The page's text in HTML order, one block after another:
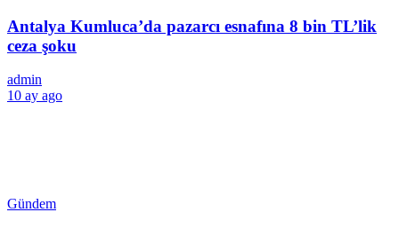
Antalya Kumluca’da pazarcı esnafına 8 bin TL’lik
ceza şoku
admin
10 ay ago
Gündem